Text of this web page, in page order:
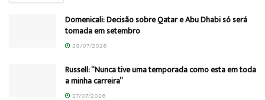
Domenicali: Decisão sobre Qatar e Abu Dhabi só será
tomada em setembro
29/07/2026
Russell: “Nunca tive uma temporada como esta em toda
a minha carreira”
27/07/2026